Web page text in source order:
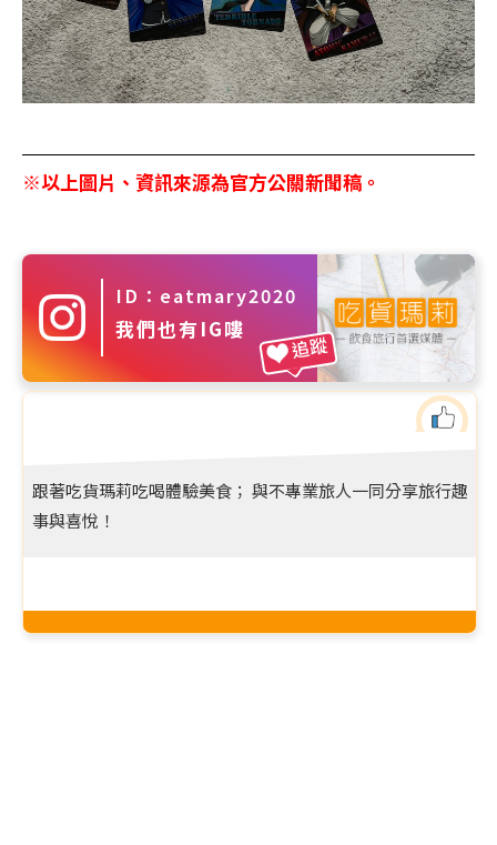
※以上圖片、資訊來源為官方公關新聞稿。
ID：eatmary2020
我們也有IG嘍
追蹤
跟著吃貨瑪莉吃喝體驗美食； 與不專業旅人一同分享旅行趣
事與喜悅！